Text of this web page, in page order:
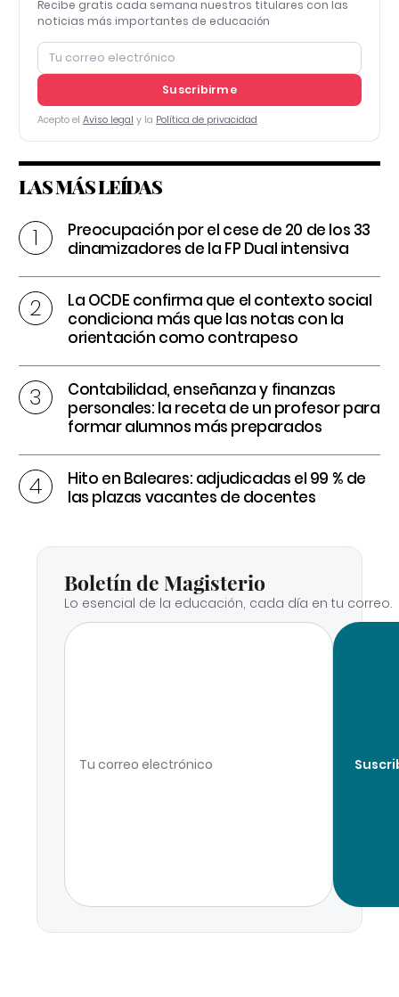
Recibe gratis cada semana nuestros titulares con las
noticias más importantes de educación
Suscribirme
Acepto el Aviso legal y la Política de privacidad
LAS MÁS LEÍDAS
Preocupación por el cese de 20 de los 33
dinamizadores de la FP Dual intensiva
La OCDE confirma que el contexto social
condiciona más que las notas con la
orientación como contrapeso
Contabilidad, enseñanza y finanzas
personales: la receta de un profesor para
formar alumnos más preparados
Hito en Baleares: adjudicadas el 99 % de
las plazas vacantes de docentes
Boletín de Magisterio
Lo esencial de la educación, cada día en tu correo.